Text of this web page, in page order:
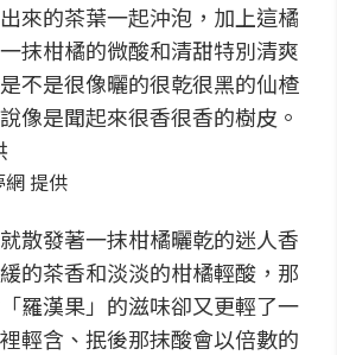
來的茶葉一起沖泡，加上這橘
抹柑橘的微酸和清甜特別清爽
不是很像曬的很乾很黑的仙楂
像是聞起來很香很香的樹皮。
提供
散發著一抹柑橘曬乾的迷人香
的茶香和淡淡的柑橘輕酸，那
羅漢果」的滋味卻又更輕了一
輕含、抿後那抹酸會以倍數的